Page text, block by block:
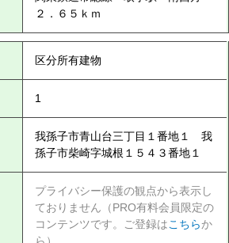
２．６５ｋｍ
区分所有建物
1
我孫子市青山台三丁目１番地１ 我
孫子市柴崎字城根１５４３番地１
プライバシー保護の観点から表示し
ておりません（PRO有料会員限定の
コンテンツです。ご登録はこちらか